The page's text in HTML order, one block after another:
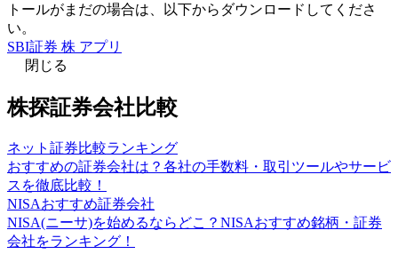
トールがまだの場合は、以下からダウンロードしてくださ
い。
SBI証券 株 アプリ
閉じる
株探証券会社比較
ネット証券比較ランキング
おすすめの証券会社は？各社の手数料・取引ツールやサービ
スを徹底比較！
NISAおすすめ証券会社
NISA(ニーサ)を始めるならどこ？NISAおすすめ銘柄・証券
会社をランキング！